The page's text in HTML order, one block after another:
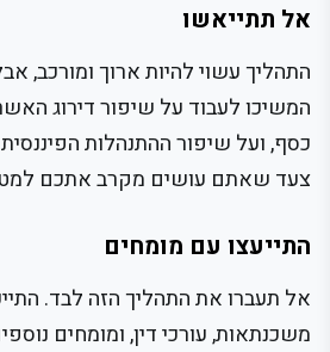
אל תתייאשו
התהליך עשוי להיות ארוך ומורכב,
המשיכו לעבוד על שיפור דירוג
כסף, ועל שיפור ההתנהלות
צעד שאתם עושים מקרב אתכם
התייעצו עם מומחים
אל תעברו את התהליך הזה לבד.
משכנתאות, עורכי דין, ומומחים